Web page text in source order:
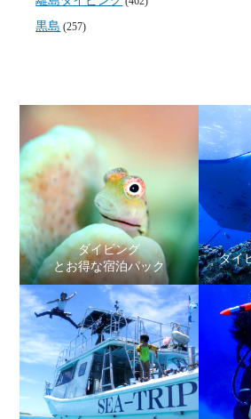
黒島 (257)
ダイビング
とお得な宿泊パック
ダイ